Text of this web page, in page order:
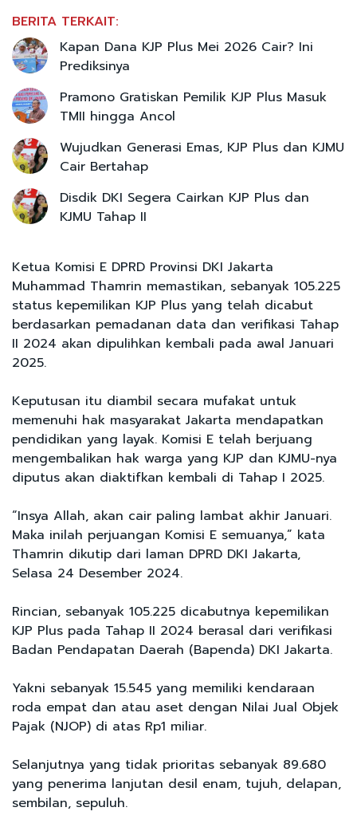
BERITA TERKAIT:
Kapan Dana KJP Plus Mei 2026 Cair? Ini
Prediksinya
Pramono Gratiskan Pemilik KJP Plus Masuk
TMII hingga Ancol
Wujudkan Generasi Emas, KJP Plus dan KJMU
Cair Bertahap
Disdik DKI Segera Cairkan KJP Plus dan
KJMU Tahap II
Ketua Komisi E DPRD Provinsi DKI Jakarta
Muhammad Thamrin memastikan, sebanyak 105.225
status kepemilikan KJP Plus yang telah dicabut
berdasarkan pemadanan data dan verifikasi Tahap
II 2024 akan dipulihkan kembali pada awal Januari
2025.
Keputusan itu diambil secara mufakat untuk
memenuhi hak masyarakat Jakarta mendapatkan
pendidikan yang layak. Komisi E telah berjuang
mengembalikan hak warga yang KJP dan KJMU-nya
diputus akan diaktifkan kembali di Tahap I 2025.
“Insya Allah, akan cair paling lambat akhir Januari.
Maka inilah perjuangan Komisi E semuanya,” kata
Thamrin dikutip dari laman DPRD DKI Jakarta,
Selasa 24 Desember 2024.
Rincian, sebanyak 105.225 dicabutnya kepemilikan
KJP Plus pada Tahap II 2024 berasal dari verifikasi
Badan Pendapatan Daerah (Bapenda) DKI Jakarta.
Yakni sebanyak 15.545 yang memiliki kendaraan
roda empat dan atau aset dengan Nilai Jual Objek
Pajak (NJOP) di atas Rp1 miliar.
Selanjutnya yang tidak prioritas sebanyak 89.680
yang penerima lanjutan desil enam, tujuh, delapan,
sembilan, sepuluh.